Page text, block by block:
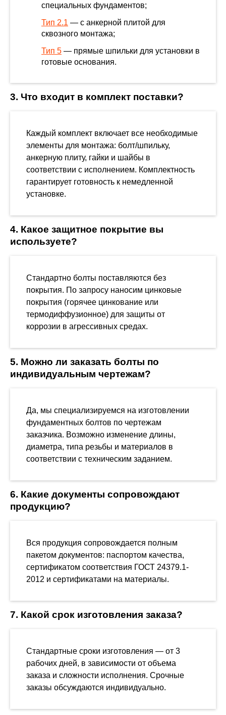
специальных фундаментов;
Тип 2.1 — с анкерной плитой для
сквозного монтажа;
Тип 5 — прямые шпильки для установки в
готовые основания.
3. Что входит в комплект поставки?
Каждый комплект включает все необходимые
элементы для монтажа: болт/шпильку,
анкерную плиту, гайки и шайбы в
соответствии с исполнением. Комплектность
гарантирует готовность к немедленной
установке.
4. Какое защитное покрытие вы
используете?
Стандартно болты поставляются без
покрытия. По запросу наносим цинковые
покрытия (горячее цинкование или
термодиффузионное) для защиты от
коррозии в агрессивных средах.
5. Можно ли заказать болты по
индивидуальным чертежам?
Да, мы специализируемся на изготовлении
фундаментных болтов по чертежам
заказчика. Возможно изменение длины,
диаметра, типа резьбы и материалов в
соответствии с техническим заданием.
6. Какие документы сопровождают
продукцию?
Вся продукция сопровождается полным
пакетом документов: паспортом качества,
сертификатом соответствия ГОСТ 24379.1-
2012 и сертификатами на материалы.
7. Какой срок изготовления заказа?
Стандартные сроки изготовления — от 3
рабочих дней, в зависимости от объема
заказа и сложности исполнения. Срочные
заказы обсуждаются индивидуально.